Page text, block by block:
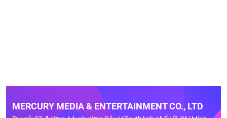
MERCURY MEDIA & ENTERTAINMENT CO., LTD